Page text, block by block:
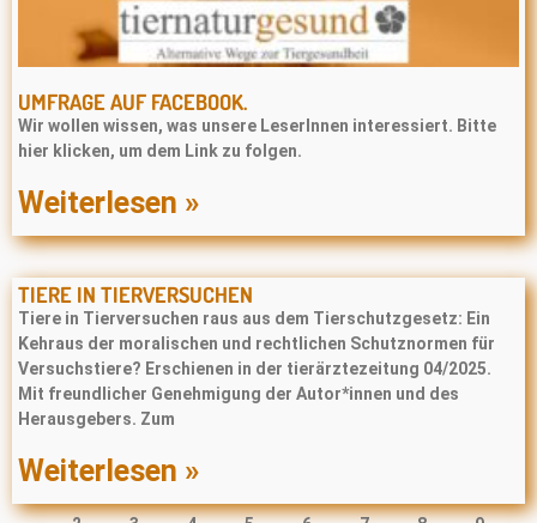
UMFRAGE AUF FACEBOOK.
Wir wollen wissen, was unsere LeserInnen interessiert. Bitte
hier klicken, um dem Link zu folgen.
Weiterlesen »
TIERE IN TIERVERSUCHEN
Tiere in Tierversuchen raus aus dem Tierschutzgesetz: Ein
Kehraus der moralischen und rechtlichen Schutznormen für
Versuchstiere? Erschienen in der tierärztezeitung 04/2025.
Mit freundlicher Genehmigung der Autor*innen und des
Herausgebers. Zum
Weiterlesen »